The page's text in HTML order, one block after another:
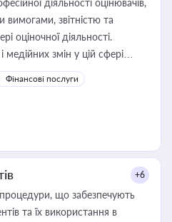
діяльності оцінювачів,
вимогами, звітністю та
оціночної діяльності.
змін у цій сфері
керівника, юриста або
приватизації, оренди
угод і перевірки
Фінансові послуги
+6
процедури, що забезпечують
та їх використання в